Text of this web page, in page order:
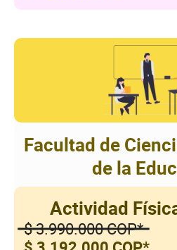
Facultad de
de la
Actividad
$ 3.990.000 COP*